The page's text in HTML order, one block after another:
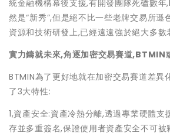
統金融機構幕後支援,有開發團隊死磕數年
然是“新秀”,但是絕不比一些老牌交易所遜
資源和技術研發上,已經遠遠強於絕大多數
實力鑄就未來,角逐加密交易賽道,BTMIN
BTMIN為了更好地就在加密交易賽道差異
了3大特性:
1,資產安全:資產冷熱分離,透過專業硬體支
存並多重簽名,保證使用者資產安全不可被